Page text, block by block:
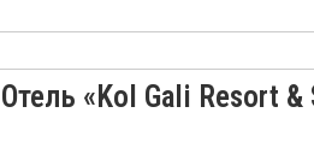
Отель «Kol Gali Resort &